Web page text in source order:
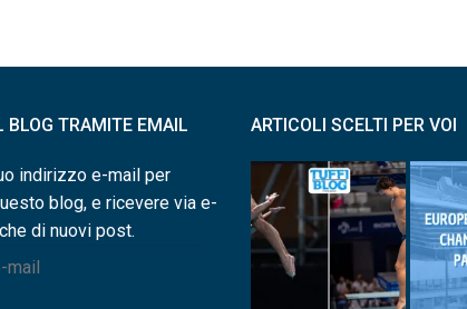
BLOG TRAMITE EMAIL
indirizzo e-mail per
blog, e ricevere via e-
di nuovi post.
ARTICOLI SCELTI PER VOI